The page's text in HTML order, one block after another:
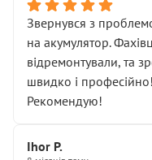
послуга. Тим більше,
діагностики ходової
зауваження гроші за
лише підтвердило
Але головне — я
залишився таким
Далі ситуація тільки
Звернувся з
на акумулятор.
відремонтували, та
швидко і
Рекомендую!
Ihor P.